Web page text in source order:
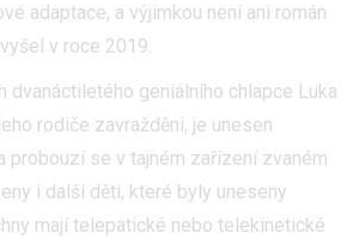
adaptace, a výjimkou není ani román
v roce 2019.
dvanáctiletého geniálního chlapce Luka
rodiče zavražděni, je unesen
probouzí se v tajném zařízení zvaném
i další děti, které byly uneseny
mají telepatické nebo telekinetické